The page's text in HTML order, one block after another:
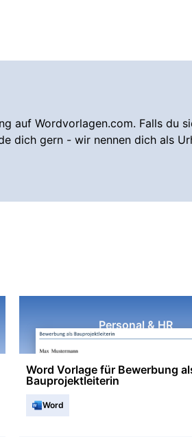
auf Wordvorlagen.com. Falls du
dich gern - wir nennen dich als
Personal & HR
Word Vorlage für Bewerbung
Bauprojektleiterin
Word